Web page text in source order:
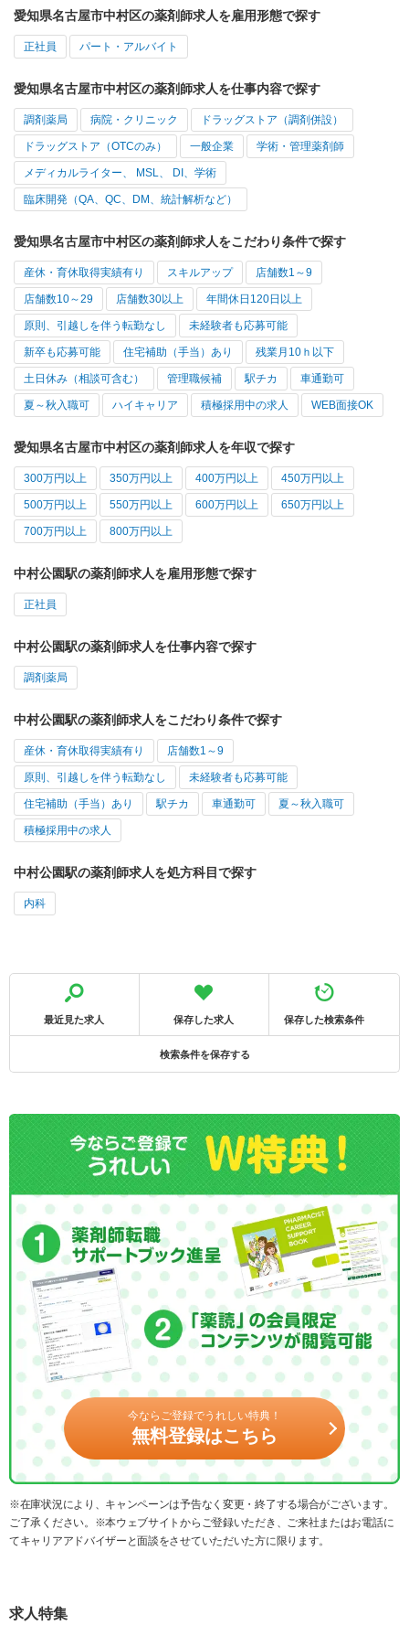
愛知県名古屋市中村区の薬剤師求人を雇用形態で探す
正社員 パート・アルバイト
愛知県名古屋市中村区の薬剤師求人を仕事内容で探す
調剤薬局 病院・クリニック ドラッグストア（調剤併設）
ドラッグストア（OTCのみ） 一般企業 学術・管理薬剤師
メディカルライター、 MSL、 DI、学術
臨床開発（QA、QC、DM、統計解析など）
愛知県名古屋市中村区の薬剤師求人をこだわり条件で探す
産休・育休取得実績有り スキルアップ 店舗数1～9
店舗数10～29 店舗数30以上 年間休日120日以上
原則、引越しを伴う転勤なし 未経験者も応募可能
新卒も応募可能 住宅補助（手当）あり 残業月10ｈ以下
土日休み（相談可含む） 管理職候補 駅チカ 車通勤可
夏～秋入職可 ハイキャリア 積極採用中の求人 WEB面接OK
愛知県名古屋市中村区の薬剤師求人を年収で探す
300万円以上 350万円以上 400万円以上 450万円以上
500万円以上 550万円以上 600万円以上 650万円以上
700万円以上 800万円以上
中村公園駅の薬剤師求人を雇用形態で探す
正社員
中村公園駅の薬剤師求人を仕事内容で探す
調剤薬局
中村公園駅の薬剤師求人をこだわり条件で探す
産休・育休取得実績有り 店舗数1～9
原則、引越しを伴う転勤なし 未経験者も応募可能
住宅補助（手当）あり 駅チカ 車通勤可 夏～秋入職可
積極採用中の求人
中村公園駅の薬剤師求人を処方科目で探す
内科
最近見た求人 保存した求人 保存した検索条件
検索条件を保存する
今ならご登録でうれしい特典！
無料登録はこちら
※在庫状況により、キャンペーンは予告なく変更・終了する場合がございます。
ご了承ください。※本ウェブサイトからご登録いただき、ご来社またはお電話に
てキャリアアドバイザーと面談をさせていただいた方に限ります。
求人特集